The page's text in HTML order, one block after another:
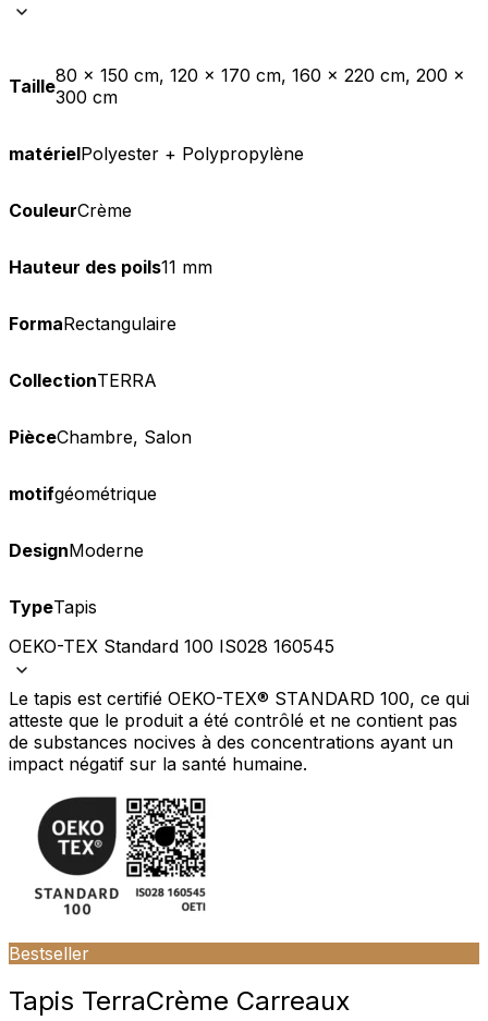
Taille80 x 150 cm, 120 x 170 cm, 160 x 220 cm, 200 x
300 cm
matérielPolyester + Polypropylène
CouleurCrème
Hauteur des poils11 mm
FormaRectangulaire
CollectionTERRA
PièceChambre, Salon
motifgéométrique
DesignModerne
TypeTapis
OEKO-TEX Standard 100 IS028 160545
Le tapis est certifié OEKO-TEX® STANDARD 100, ce qui
atteste que le produit a été contrôlé et ne contient pas
de substances nocives à des concentrations ayant un
impact négatif sur la santé humaine.
Bestseller
Tapis TerraCrème Carreaux